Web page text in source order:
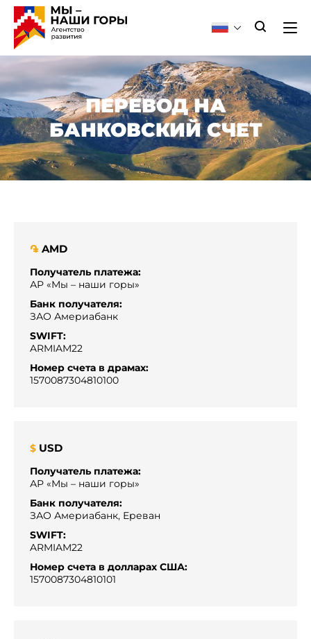
ПЕРЕВОД НА
БАНКОВСКИЙ СЧЕТ
֏ AMD
Получатель платежа:
АР «Мы – наши горы»
Банк получателя:
ЗАО Америабанк
SWIFT:
ARMIAM22
Номер счета в драмах:
1570087304810100
$ USD
Получатель платежа:
АР «Мы – наши горы»
Банк получателя:
ЗАО Америабанк, Ереван
SWIFT:
ARMIAM22
Номер счета в долларах США:
1570087304810101